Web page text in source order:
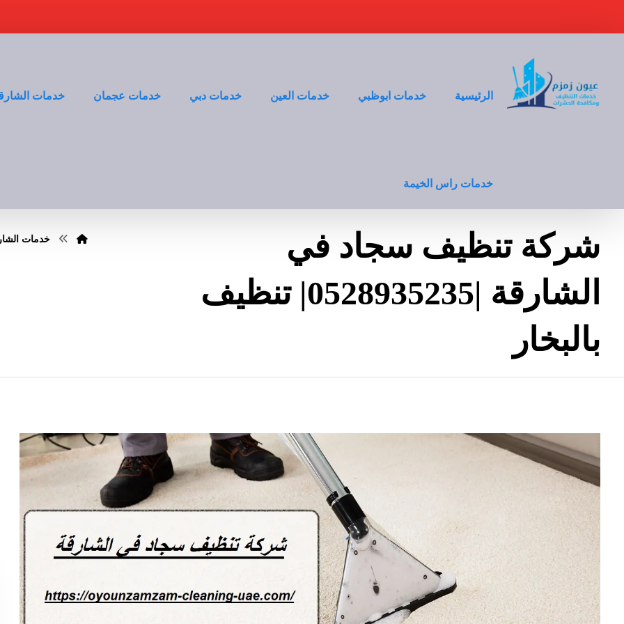
الرئيسية خدمات ابوظبي خدمات العين خدمات دبي خدمات عجمان خدمات
خدمات راس الخيمة
شركة تنظيف سجاد في
الشارقة |0528935235| تنظيف
بالبخار
خدمات